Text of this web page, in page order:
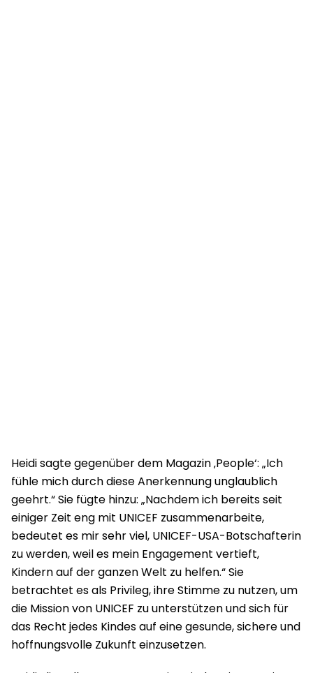
Heidi sagte gegenüber dem Magazin ‚People‘: „Ich
fühle mich durch diese Anerkennung unglaublich
geehrt.“ Sie fügte hinzu: „Nachdem ich bereits seit
einiger Zeit eng mit UNICEF zusammenarbeite,
bedeutet es mir sehr viel, UNICEF-USA-Botschafterin
zu werden, weil es mein Engagement vertieft,
Kindern auf der ganzen Welt zu helfen.“ Sie
betrachtet es als Privileg, ihre Stimme zu nutzen, um
die Mission von UNICEF zu unterstützen und sich für
das Recht jedes Kindes auf eine gesunde, sichere und
hoffnungsvolle Zukunft einzusetzen.